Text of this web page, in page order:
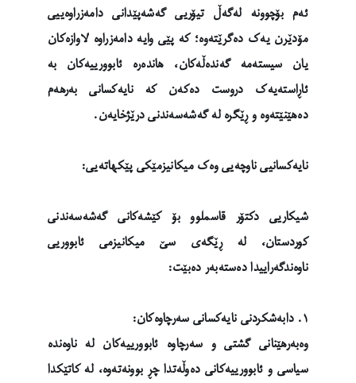
ئەم بۆچوونە لەگەڵ تیۆریی گەشەپێدانی دامەزراوەییی
مۆدێرن یەک دەگرێتەوە؛ کە پێی وایە دامەزراوە لاوازەکان
یان سیستەمە گەندەڵەکان، هاندەرە ئابوورییەکان بە
ئاڕاستەیەک دروست دەکەن کە نایەکسانی بەرهەم
دەهێنێتەوە و ڕێگرە لە گەشەسەندنی درێژخایەن.
نایەکسانیی ناوچەیی وەک میکانیزمێکی پێکهاتەیی:
شیکاریی دکتۆر قاسملوو بۆ کێشەکانی گەشەسەندنی
کوردستان، لە ڕێگەی سێ میکانیزمی ئابووریی
ناوەندگەراییدا دەستەبەر دەبێت:
١. دابەشکردنی نایەکسانی سەرچاوەکان:
وەبەرهێنانی گشتی و سەرچاوە ئابوورییەکان لە ناوەندە
سیاسی و ئابوورییەکانی دەوڵەتدا چڕ بوونەتەوە، لە کاتێکدا